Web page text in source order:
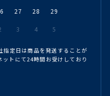
27 28 29
3 4 5
指定日は商品を発送することが
トにて24時間お受けしており